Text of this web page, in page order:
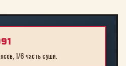
1/6 часть суши.